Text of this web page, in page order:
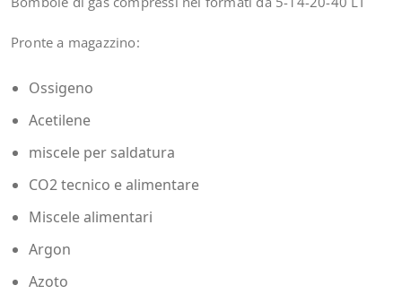
Pronte a magazzino:
Ossigeno
Acetilene
miscele per saldatura
CO2 tecnico e alimentare
Miscele alimentari
Argon
Azoto